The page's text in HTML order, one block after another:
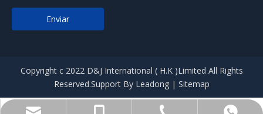
Enviar
Copyright c 2022 D&J International ( H.K )Limited All Rights
Reserved.Support By Leadong| Sitemap